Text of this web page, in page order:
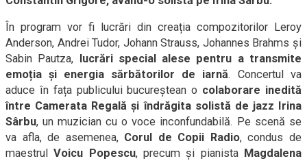
În program vor fi lucrări din creația compozitorilor Leroy
Anderson, Andrei Tudor, Johann Strauss, Johannes Brahms și
Sabin Pautza, lucrări special alese pentru a transmite
emoția și energia sărbătorilor de iarnă. Concertul va
aduce în fața publicului bucureștean o colaborare inedită
între Camerata Regală și îndrăgita solistă de jazz Irina
Sârbu, un muzician cu o voce inconfundabilă. Pe scenă se
va afla, de asemenea, Corul de Copii Radio, condus de
maestrulVoicu Popescu, precum și pianista Magdalena